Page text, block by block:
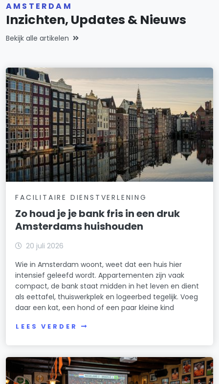
AMSTERDAM
Inzichten, Updates & Nieuws
Bekijk alle artikelen
FACILITAIRE DIENSTVERLENING
Zo houd je je bank fris in een druk
Amsterdams huishouden
20 juli 2026
Wie in Amsterdam woont, weet dat een huis hier
intensief geleefd wordt. Appartementen zijn vaak
compact, de bank staat midden in het leven en dient
als eettafel, thuiswerkplek en logeerbed tegelijk. Voeg
daar een kat, een hond of een paar kleine kind
LEES VERDER